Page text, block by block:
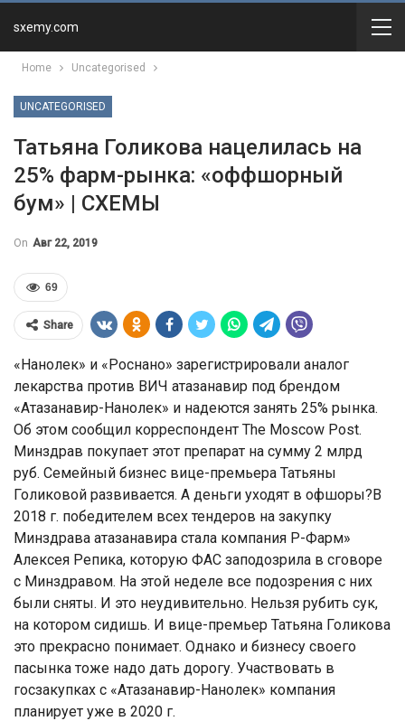
sxemy.com
Home Uncategorised
UNCATEGORISED
Татьяна Голикова нацелилась на
25% фарм-рынка: «оффшорный
бум» | СХЕМЫ
On Авг 22, 2019
69
Share
«Нанолек» и «Роснано» зарегистрировали аналог
лекарства против ВИЧ атазанавир под брендом
«Атазанавир-Нанолек» и надеются занять 25% рынка.
Об этом сообщил корреспондент The Moscow Post.
Минздрав покупает этот препарат на сумму 2 млрд
руб. Семейный бизнес вице-премьера Татьяны
Голиковой развивается. А деньги уходят в офшоры?В
2018 г. победителем всех тендеров на закупку
Минздрава атазанавира стала компания Р-Фарм»
Алексея Репика, которую ФАС заподозрила в сговоре
с Минздравом. На этой неделе все подозрения с них
были сняты. И это неудивительно. Нельзя рубить сук,
на котором сидишь. И вице-премьер Татьяна Голикова
это прекрасно понимает. Однако и бизнесу своего
пасынка тоже надо дать дорогу. Участвовать в
госзакупках с «Атазанавир-Нанолек» компания
планирует уже в 2020 г.